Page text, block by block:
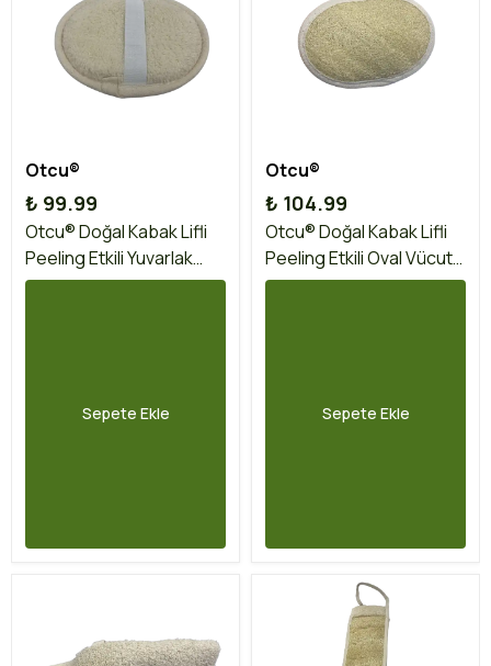
Otcu®
₺ 99.99
Otcu® Doğal Kabak Lifli
Peeling Etkili Yuvarlak
Vücut Kesesi
Sepete Ekle
Otcu®
₺ 104.99
Otcu® Doğal Kabak Lifli
Peeling Etkili Oval Vücut
Kesesi
Sepete Ekle